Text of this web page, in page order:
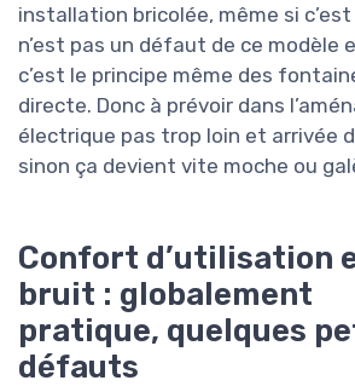
installation bricolée, même si
n’est pas un défaut de ce modèle
c’est le principe même des
directe. Donc à prévoir dans
électrique pas trop loin et arrivée
sinon ça devient vite moche ou
Confort d’utilisation
bruit : globalement
pratique, quelques
défauts